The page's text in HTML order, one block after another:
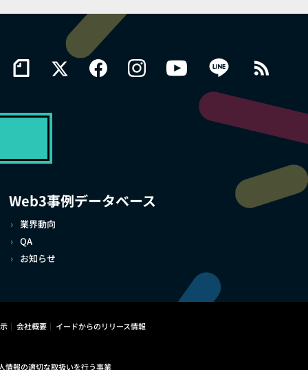
Web3事例データベース
業界動向
QA
お知らせ
会社概要 イードからのリリース情報
情報の適切な取扱いを行う事業